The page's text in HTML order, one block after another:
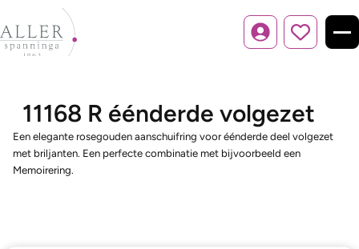
Inloggen
11168 R éénderde volgezet
Een elegante rosegouden aanschuifring voor éénderde deel volgezet
met briljanten. Een perfecte combinatie met bijvoorbeeld een
Memoirering.